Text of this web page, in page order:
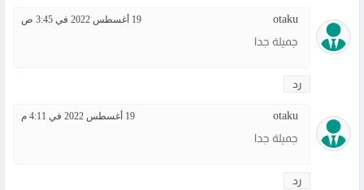
otaku 19 أغسطس 2022 في 3:45 ص
جميلة جدا
رد
otaku 19 أغسطس 2022 في 4:11 م
جميلة جدا
رد